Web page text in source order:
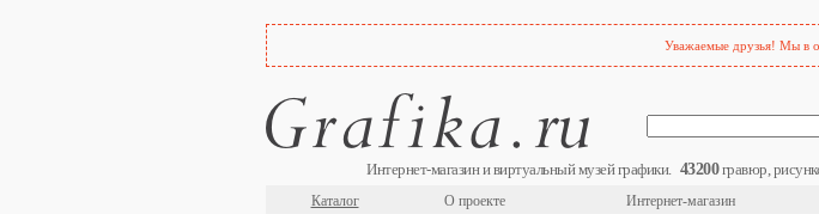
Уважаемые друзья! Мы в
Интернет-магазин и виртуальный музей графики. 43200гравюр,
Каталог О проекте Интернет-магазин
Рыцарство (342)
Фортификация (135)
Штандарты и знамёна (201)
Триумфы и парады (50)
Российская империя (12)
Античность (5)